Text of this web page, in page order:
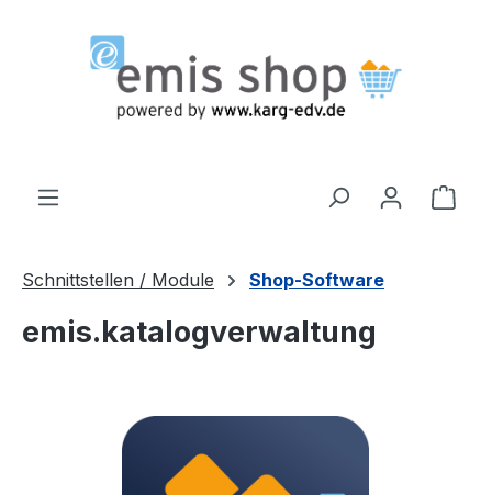
Schnittstellen / Module Shop-Software
emis.katalogverwaltung
Bildergalerie überspringen